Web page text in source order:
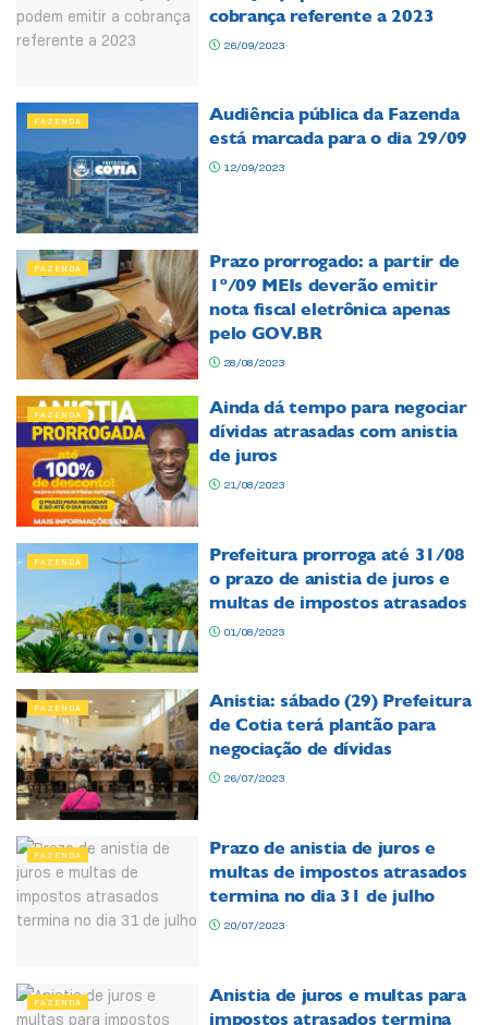
cobrança referente a 2023
26/09/2023
FAZENDA
Audiência pública da Fazenda
está marcada para o dia 29/09
12/09/2023
FAZENDA
Prazo prorrogado: a partir de
1º/09 MEIs deverão emitir
nota fiscal eletrônica apenas
pelo GOV.BR
28/08/2023
FAZENDA
Ainda dá tempo para negociar
dívidas atrasadas com anistia
de juros
21/08/2023
FAZENDA
Prefeitura prorroga até 31/08
o prazo de anistia de juros e
multas de impostos atrasados
01/08/2023
FAZENDA
Anistia: sábado (29) Prefeitura
de Cotia terá plantão para
negociação de dívidas
26/07/2023
FAZENDA
Prazo de anistia de juros e
multas de impostos atrasados
termina no dia 31 de julho
20/07/2023
FAZENDA
Anistia de juros e multas para
impostos atrasados termina